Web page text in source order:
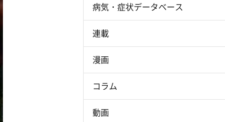
病気・症状データベース
連載
漫画
コラム
動画